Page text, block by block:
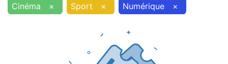
Cinéma × Sport × Numérique ×